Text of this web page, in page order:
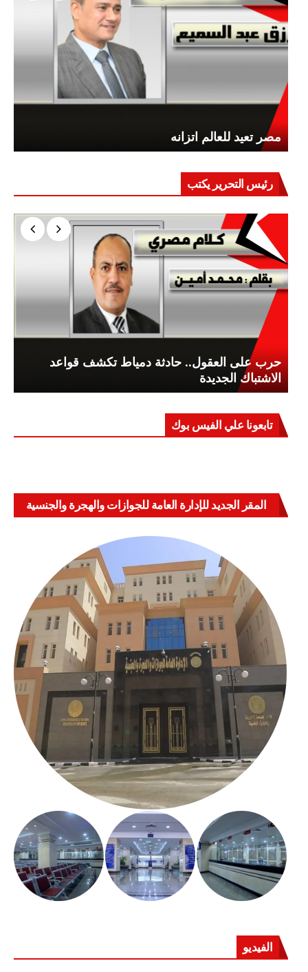
مصر تعيد للعالم اتزانه
رئيس التحرير يكتب
حرب على العقول.. حادثة دمياط تكشف قواعد
الاشتباك الجديدة
تابعونا علي الفيس بوك
المقر الجديد للإدارة العامة للجوازات والهجرة والجنسية
الفيديو